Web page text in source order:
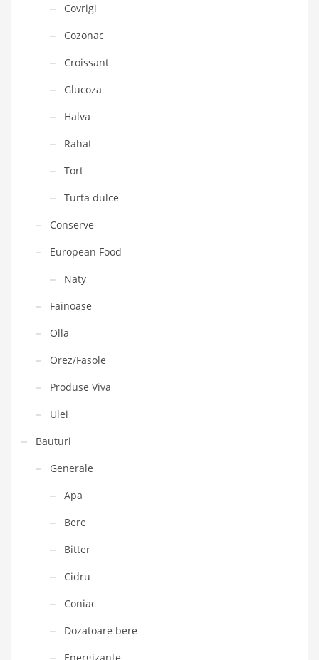
Covrigi
Cozonac
Croissant
Glucoza
Halva
Rahat
Tort
Turta dulce
Conserve
European Food
Naty
Fainoase
Olla
Orez/Fasole
Produse Viva
Ulei
Bauturi
Generale
Apa
Bere
Bitter
Cidru
Coniac
Dozatoare bere
Energizante